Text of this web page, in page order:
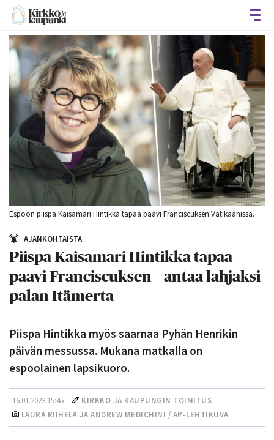
Espoon piispa Kaisamari Hintikka tapaa paavi Franciscuksen Vatikaanissa.
AJANKOHTAISTA
Piispa Kaisamari Hintikka tapaa
paavi Franciscuksen – antaa lahjaksi
palan Itämerta
Piispa Hintikka myös saarnaa Pyhän Henrikin
päivän messussa. Mukana matkalla on
espoolainen lapsikuoro.
16.01.2023 15:45
KIRKKO JA KAUPUNGIN TOIMITUS
LAURA RIIHELÄ JA ANDREW MEDICHINI / AP-LEHTIKUVA